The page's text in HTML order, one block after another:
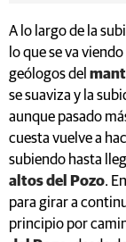
A lo largo de la
lo que se va
geólogos del
se suaviza y la
aunque pasado
cuesta vuelve a
subiendo hasta
altos del Pozo.
para girar a
principio por